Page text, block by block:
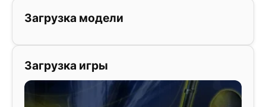
Загрузка модели
Загрузка игры